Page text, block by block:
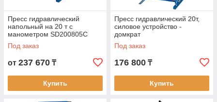
Пресс гидравлический
напольный на 20 т с
манометром SD200805C
Под заказ
от 237 670 ₸
Купить
Пресс гидравлический 20т,
силовое устройство -
домкрат
Под заказ
176 800 ₸
Купить